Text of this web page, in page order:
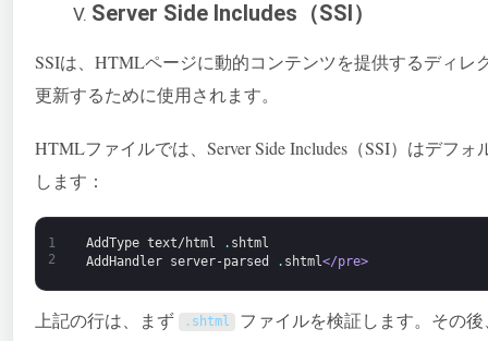
Server Side Includes（SSI）
SSIは、HTMLページに動的コンテンツを提供するディ
更新するために使用されます。
HTMLファイルでは、Server Side Includes（SSI）はデフ
します：
1
2
AddType text/html . shtml
AddHandler
server-parsed . shtml </pre>
上記の行は、まず . shtml ファイルを検証します。その